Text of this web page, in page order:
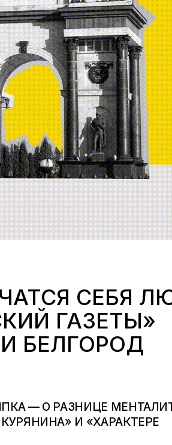
СЕБЯ
ГАЗЕТЫ»
БЕЛГОРОД
— О РАЗНИЦЕ
И «ХАРАКТЕРЕ